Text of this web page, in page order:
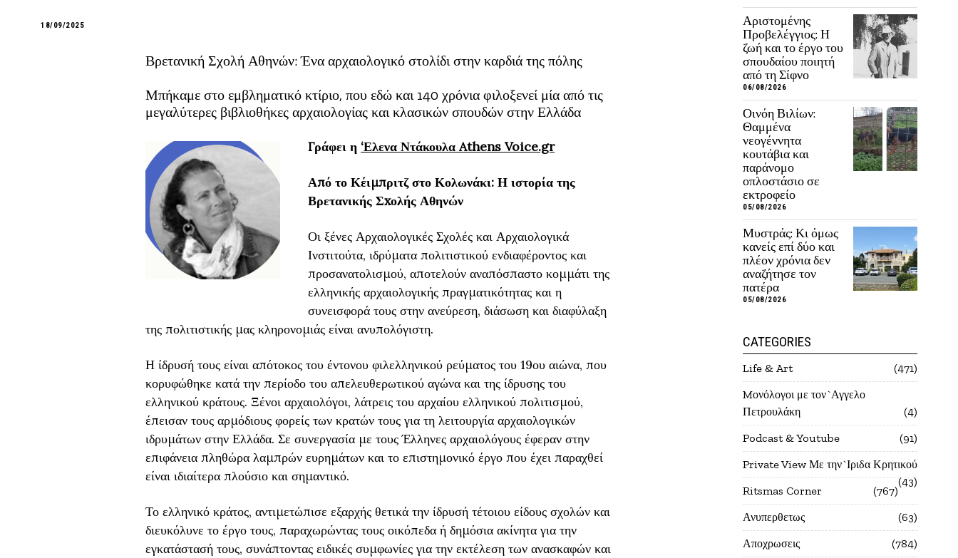
18/09/2025
Βρετανική Σχολή Αθηνών: Ένα αρχαιολογικό στολίδι στην καρδιά της πόλης
Μπήκαμε στο εμβληματικό κτίριο, που εδώ και 140 χρόνια φιλοξενεί μία από τις
μεγαλύτερες βιβλιοθήκες αρχαιολογίας και κλασικών σπουδών στην Ελλάδα
Γράφει η ‘Ελενα Ντάκουλα Athens Voice.gr
Από το Κέιμπριτζ στο Κολωνάκι: Η ιστορία της
Βρετανικής Σxολής Αθηνών
Οι ξένες Αρχαιολογικές Σχολές και Αρχαιολογικά
Ινστιτούτα, ιδρύματα πολιτιστικού ενδιαφέροντος και
προσανατολισμού, αποτελούν αναπόσπαστο κομμάτι της
ελληνικής αρχαιολογικής πραγματικότητας και η
συνεισφορά τους στην ανεύρεση, διάσωση και διαφύλαξη
της πολιτιστικής μας κληρονομιάς είναι ανυπολόγιστη.
Η ίδρυσή τους είναι απότοκος του έντονου φιλελληνικού ρεύματος του 19ου αιώνα, που
κορυφώθηκε κατά την περίοδο του απελευθερωτικού αγώνα και της ίδρυσης του
ελληνικού κράτους. Ξένοι αρχαιολόγοι, λάτρεις του αρχαίου ελληνικού πολιτισμού,
έπεισαν τους αρμόδιους φορείς των κρατών τους για τη λειτουργία αρχαιολογικών
ιδρυμάτων στην Ελλάδα. Σε συνεργασία με τους Έλληνες αρχαιολόγους έφεραν στην
επιφάνεια πληθώρα λαμπρών ευρημάτων και το επιστημονικό έργο που έχει παραχθεί
είναι ιδιαίτερα πλούσιο και σημαντικό.
Το ελληνικό κράτος, αντιμετώπισε εξαρχής θετικά την ίδρυσή τέτοιου είδους σχολών και
διευκόλυνε το έργο τους, παραχωρώντας τους οικόπεδα ή δημόσια ακίνητα για την
εγκατάστασή τους, συνάπτοντας ειδικές συμφωνίες για την εκτέλεση των ανασκαφών και
Αριστομένης
Προβελέγγιος: Η
ζωή και το έργο του
σπουδαίου ποιητή
από τη Σίφνο
06/08/2026
Οινόη Βιλίων:
Θαμμένα
νεογέννητα
κουτάβια και
παράνομο
οπλοστάσιο σε
εκτροφείο
05/08/2026
Μυστράς: Κι όμως
κανείς επί δύο και
πλέον χρόνια δεν
αναζήτησε τον
πατέρα
05/08/2026
CATEGORIES
Life & Art
471
Mονόλογοι με τον`Αγγελο
Πετρουλάκη
4
Podcast & Youtube
91
Private View Με την`Ιριδα Κρητικού
43
Ritsmas Corner
767
Ανυπερθετως
63
Αποχρωσεις
784